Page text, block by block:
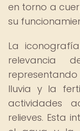
en torno a
su
La
relevancia
lluvia y la
actividades
relieves. Esta